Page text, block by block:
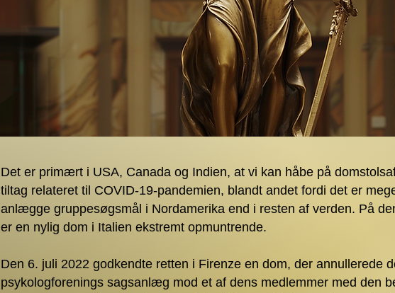
Det er primært i USA, Canada og Indien, at vi kan håbe på
tiltag relateret til COVID-19-pandemien, blandt andet fordi det er
anlægge gruppesøgsmål i Nordamerika end i resten af verden. På
er en nylig dom i Italien ekstremt opmuntrende.
Den 6. juli 2022 godkendte retten i Firenze en dom, der annullerede
psykologforenings sagsanlæg mod et af dens medlemmer med den